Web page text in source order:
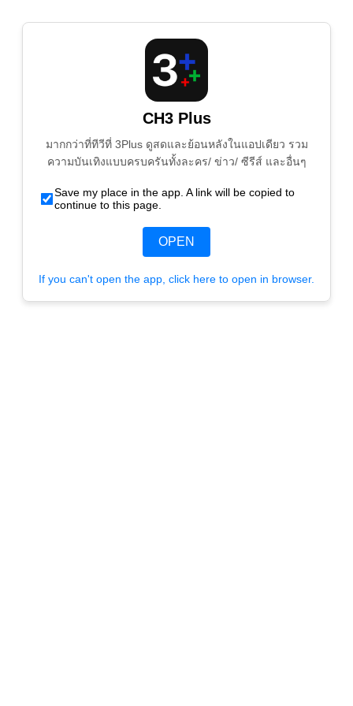
CH3 Plus
มากกว่าที่ทีวีที่ 3Plus ดูสดและย้อนหลังในแอปเดียว รวม
ความบันเทิงแบบครบครันทั้งละคร/ ข่าว/ ซีรีส์ และอื่นๆ
Save my place in the app. A link will be copied to
continue to this page.
OPEN
If you can't open the app, click here to open in browser.